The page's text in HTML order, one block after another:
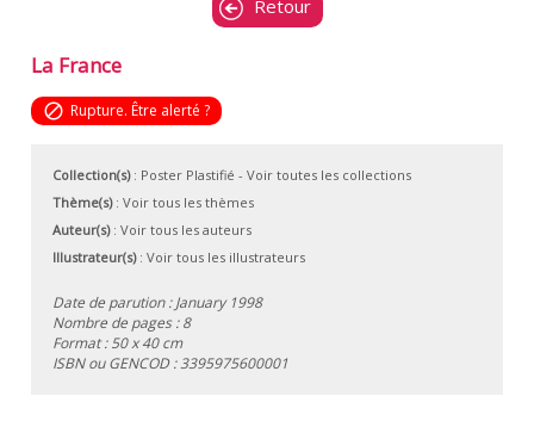
Retour
La France
block Rupture. Être alerté ?
Collection(s): Poster Plastifié - Voir toutes les collections
Thème(s): Voir tous les thèmes
Auteur(s): Voir tous les auteurs
Illustrateur(s): Voir tous les illustrateurs
Date de parution : January 1998
Nombre de pages : 8
Format : 50 x 40 cm
ISBN ou GENCOD :3395975600001